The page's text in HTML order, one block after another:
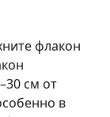
флакон
см от
в